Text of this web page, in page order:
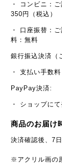
・ コンビニ：
350円（税込）
・ 口座振替：
料：無料
銀行振込決済（
・ 支払い手数
PayPay決済:
・ ショップに
商品のお届け
決済確認後、7
※アクリル画の